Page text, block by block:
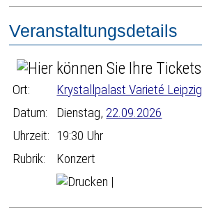
Veranstaltungsdetails
Ort:
Krystallpalast Varieté Leipzig
Datum:
Dienstag, 22.09.2026
Uhrzeit: 19:30 Uhr
Rubrik:
Konzert
|